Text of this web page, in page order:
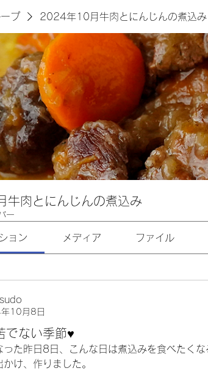
プ 2024年10月牛肉とにんじんの煮込み
肉とにんじんの煮込み
ー
ョン メディア ファイル
10月8日
でない季節♥️
った昨日8日、こんな日は煮込みを食べたく
け、作りました。